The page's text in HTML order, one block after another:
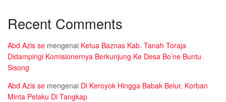
Recent Comments
Abd Azis se mengenai Ketua Baznas Kab. Tanah Toraja
Didampingi Komisionernya Berkunjung Ke Desa Bo’ne Buntu
Sisong
Abd Azis se mengenai Di Keroyok Hingga Babak Belur, Korban
Minta Pelaku Di Tangkap